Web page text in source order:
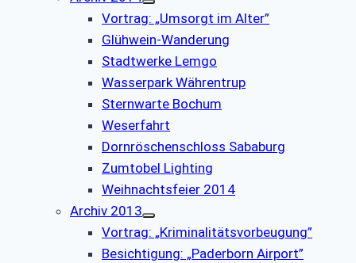
Vortrag: „Umsorgt im Alter”
Glühwein-Wanderung
Stadtwerke Lemgo
Wasserpark Währentrup
Sternwarte Bochum
Weserfahrt
Dornröschenschloss Sababurg
Zumtobel Lighting
Weihnachtsfeier 2014
Archiv 2013
Vortrag: „Kriminalitätsvorbeugung”
Besichtigung: „Paderborn Airport”